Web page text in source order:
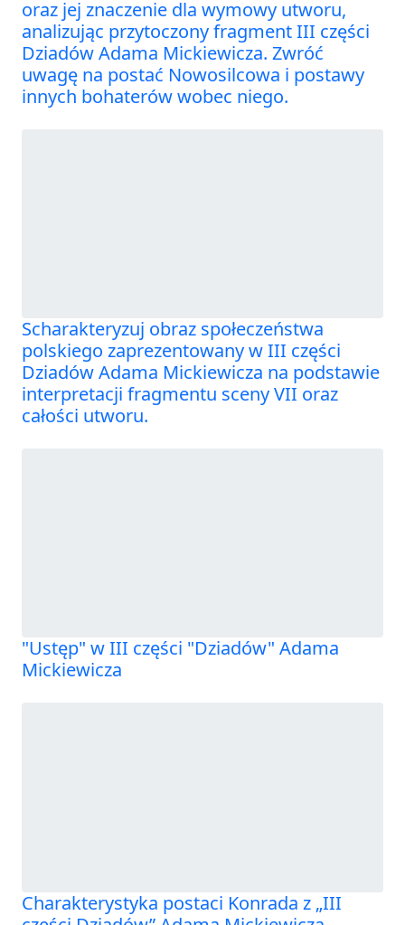
oraz jej znaczenie dla wymowy utworu,
analizując przytoczony fragment III części
Dziadów Adama Mickiewicza. Zwróć
uwagę na postać Nowosilcowa i postawy
innych bohaterów wobec niego.
Scharakteryzuj obraz społeczeństwa
polskiego zaprezentowany w III części
Dziadów Adama Mickiewicza na podstawie
interpretacji fragmentu sceny VII oraz
całości utworu.
"Ustęp" w III części "Dziadów" Adama
Mickiewicza
Charakterystyka postaci Konrada z „III